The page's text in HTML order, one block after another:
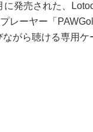
発売された、
レーヤー「
がら聴ける専用ケ